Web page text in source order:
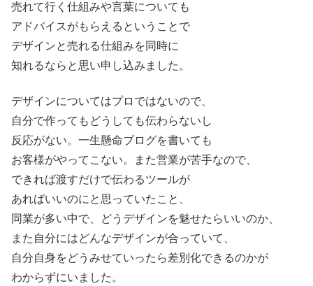
売れて行く仕組みや言葉についても
アドバイスがもらえるということで
デザインと売れる仕組みを同時に
知れるならと思い申し込みました。
デザインについてはプロではないので、
自分で作ってもどうしても伝わらないし
反応がない。一生懸命ブログを書いても
お客様がやってこない。また営業が苦手なので、
できれば渡すだけで伝わるツールが
あればいいのにと思っていたこと、
同業が多い中で、どうデザインを魅せたらいいのか、
また自分にはどんなデザインが合っていて、
自分自身をどうみせていったら差別化できるのかが
わからずにいました。